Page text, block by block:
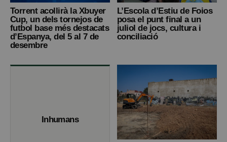
Torrent acollirà la Xbuyer
Cup, un dels tornejos de
futbol base més destacats
d’Espanya, del 5 al 7 de
desembre
L’Escola d’Estiu de Foios
posa el punt final a un
juliol de jocs, cultura i
conciliació
Inhumans